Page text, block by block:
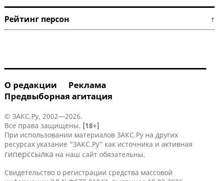
Рейтинг персон ↑
О редакции
Реклама
Предвыборная агитация
© ЗАКС.Ру, 2002—2026.
Все права защищены. [18+]
При использовании материалов ЗАКС.Ру на других
ресурсах указание "ЗАКС.Ру" как источника и активная
гиперссылка на наш сайт обязательны.
Свидетельство о регистрации средства массовой